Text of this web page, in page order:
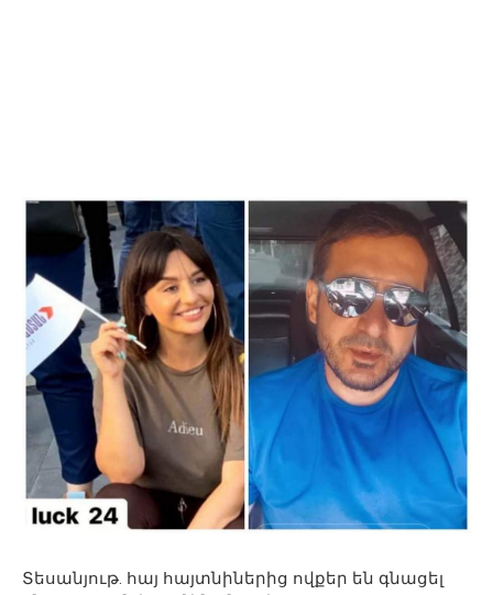
Տեսանյութ. հայ հայտնիներից ովքեր են գնացել